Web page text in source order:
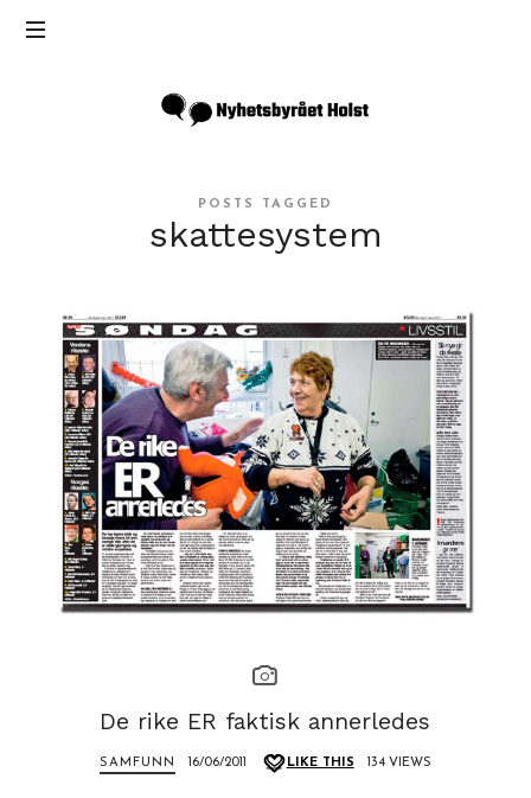
Inga
Holst
POSTS TAGGED
skattesystem
De rike ER faktisk annerledes
SAMFUNN 16/06/2011 LIKE THIS 134 VIEWS